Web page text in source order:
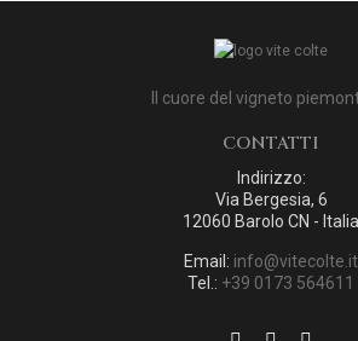
Il cuore del vigneto
CONTATTI
Indirizzo:
Via Bergesia, 6
12060 Barolo CN - Italia
Email: info@vitecolte.it
Tel.: +39 0173 564611